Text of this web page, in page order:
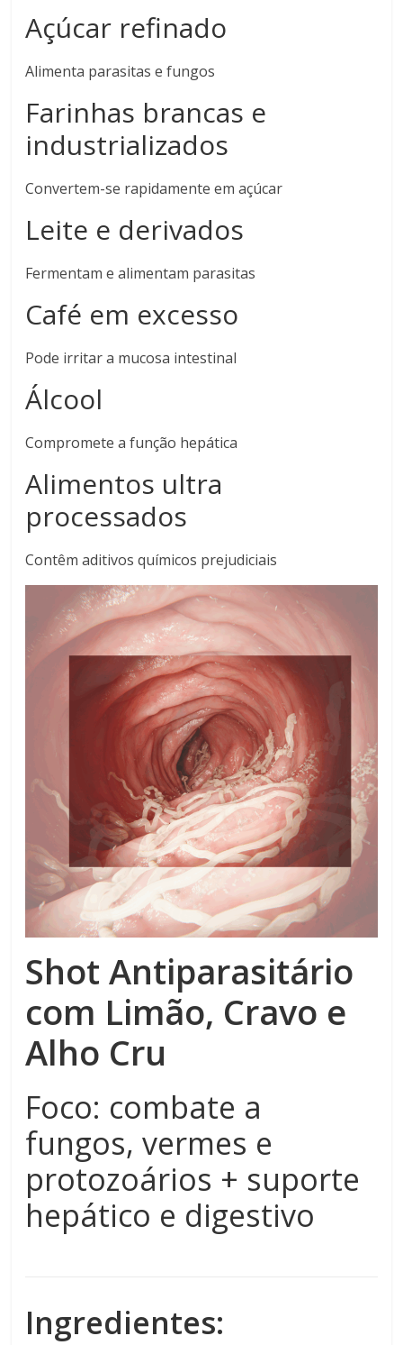
Açúcar refinado
Alimenta parasitas e fungos
Farinhas brancas e
industrializados
Convertem-se rapidamente em açúcar
Leite e derivados
Fermentam e alimentam parasitas
Café em excesso
Pode irritar a mucosa intestinal
Álcool
Compromete a função hepática
Alimentos ultra
processados
Contêm aditivos químicos prejudiciais
Shot Antiparasitário
com Limão, Cravo e
Alho Cru
Foco: combate a
fungos, vermes e
protozoários + suporte
hepático e digestivo
Ingredientes: